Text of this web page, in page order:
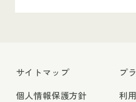
サイトマップ
個人情報保護方針
プ
利